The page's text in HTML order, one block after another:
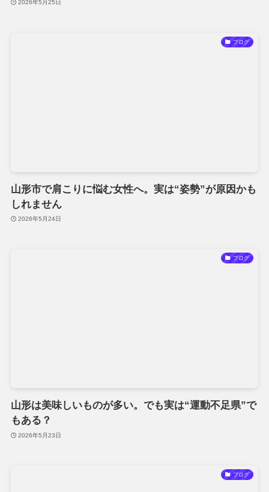
2026年5月25日
ブログ
山形市で肩こりに悩む女性へ。実は“姿勢”が原因かも
しれません
2026年5月24日
ブログ
山形は美味しいものが多い。でも実は“運動不足県”で
もある？
2026年5月23日
ブログ